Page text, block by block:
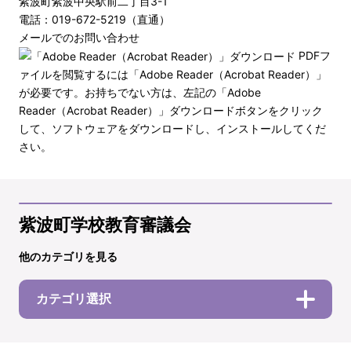
電話：019-672-5219（直通）
メールでのお問い合わせ
PDFフ
ァイルを閲覧するには「Adobe Reader（Acrobat Reader）」
が必要です。お持ちでない方は、左記の「Adobe
Reader（Acrobat Reader）」ダウンロードボタンをクリック
して、ソフトウェアをダウンロードし、インストールしてくだ
さい。
紫波町学校教育審議会
他のカテゴリを見る
カテゴリ選択